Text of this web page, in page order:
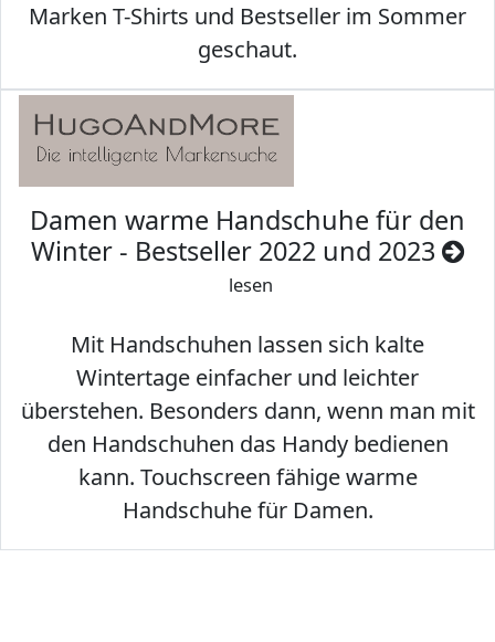
Marken T-Shirts und Bestseller im Sommer
geschaut.
Damen warme Handschuhe für den
Winter - Bestseller 2022 und 2023
lesen
Mit Handschuhen lassen sich kalte
Wintertage einfacher und leichter
überstehen. Besonders dann, wenn man mit
den Handschuhen das Handy bedienen
kann. Touchscreen fähige warme
Handschuhe für Damen.